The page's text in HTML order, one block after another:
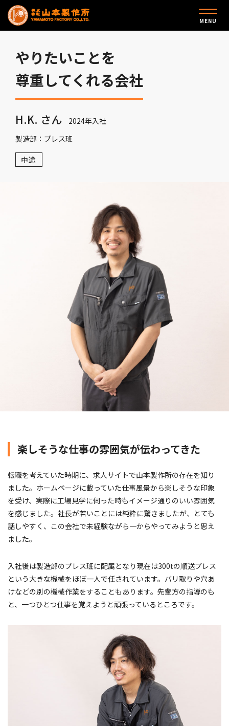
MENU
やりたいことを
尊重してくれる会社
H.K. さん
2024年入社
製造部：プレス班
中途
楽しそうな仕事の雰囲気が伝わってきた
転職を考えていた時期に、求人サイトで山本製作所の存在を知り
ました。ホームページに載っていた仕事風景から楽しそうな印象
を受け、実際に工場見学に伺った時もイメージ通りのいい雰囲気
を感じました。社長が若いことには純粋に驚きましたが、とても
話しやすく、この会社で未経験ながら一からやってみようと思え
ました。
入社後は製造部のプレス班に配属となり現在は300tの順送プレス
という大きな機械をほぼ一人で任されています。バリ取りや穴あ
けなどの別の機械作業をすることもあります。先輩方の指導のも
と、一つひとつ仕事を覚えようと頑張っているところです。